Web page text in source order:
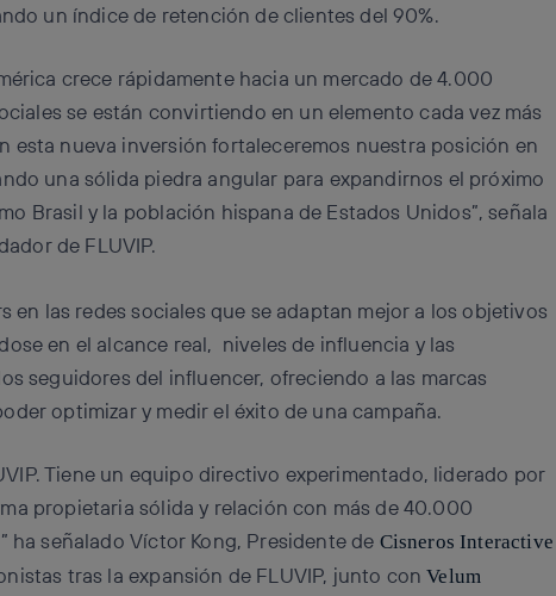
un índice de retención de clientes del 90%.
crece rápidamente hacia un mercado de 4.000
se están convirtiendo en un elemento cada vez más
esta nueva inversión fortaleceremos nuestra posición en
una sólida piedra angular para expandirnos el próximo
Brasil y la población hispana de Estados Unidos”, señala
de FLUVIP.
en las redes sociales que se adaptan mejor a los objetivos
en el alcance real, niveles de influencia y las
seguidores del influencer, ofreciendo a las marcas
optimizar y medir el éxito de una campaña.
Tiene un equipo directivo experimentado, liderado por
propietaria sólida y relación con más de 40.000
ha señalado Víctor Kong, Presidente de Cisneros Interactive
tras la expansión de FLUVIP, junto conVelum